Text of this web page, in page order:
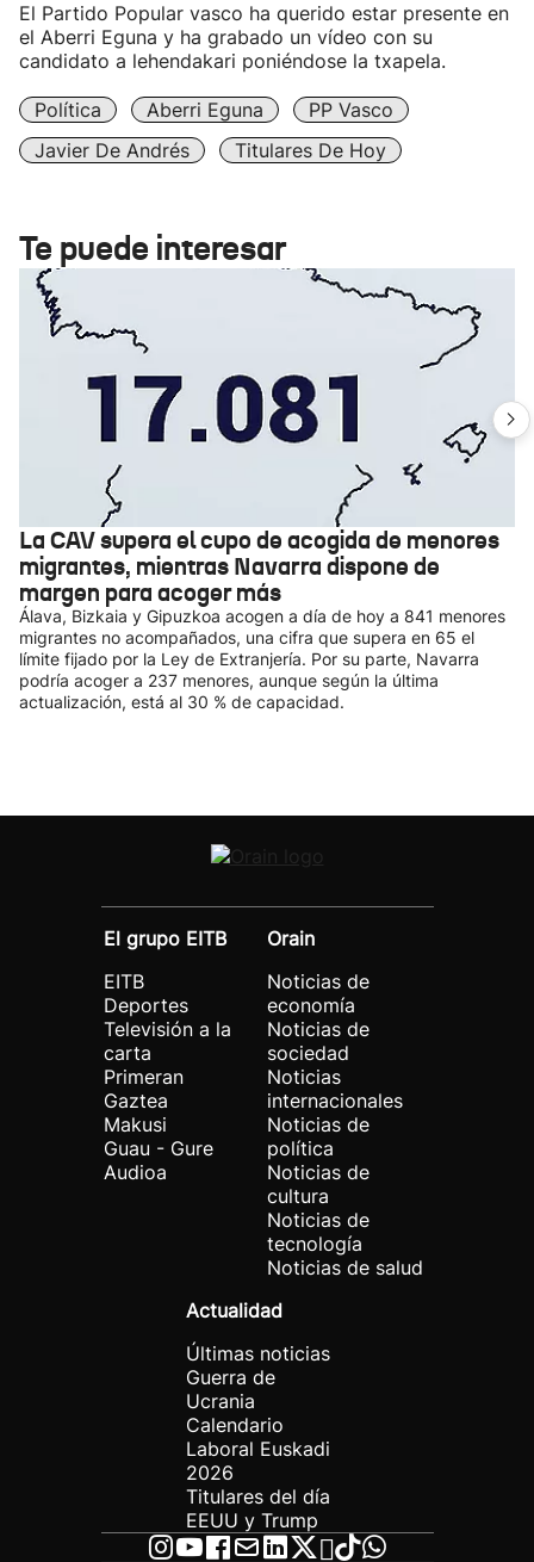
El Partido Popular vasco ha querido estar presente en
el Aberri Eguna y ha grabado un vídeo con su
candidato a lehendakari poniéndose la txapela.
Política Aberri Eguna
PP Vasco
Javier De Andrés
Titulares De Hoy
Te puede interesar
La CAV supera el cupo de acogida de menores
migrantes, mientras Navarra dispone de
margen para acoger más
Álava, Bizkaia y Gipuzkoa acogen a día de hoy a 841 menores
migrantes no acompañados, una cifra que supera en 65 el
límite fijado por la Ley de Extranjería. Por su parte, Navarra
podría acoger a 237 menores, aunque según la última
actualización, está al 30 % de capacidad.
El grupo EITB
EITB
Deportes
Televisión a la
carta
Primeran
Gaztea
Makusi
Guau - Gure
Audioa
Orain
Noticias de
economía
Noticias de
sociedad
Noticias
internacionales
Noticias de
política
Noticias de
cultura
Noticias de
tecnología
Noticias de salud
Actualidad
Últimas noticias
Guerra de
Ucrania
Calendario
Laboral Euskadi
2026
Titulares del día
EEUU y Trump